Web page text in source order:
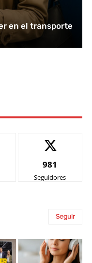
en el transporte
981
Seguidores
Seguir